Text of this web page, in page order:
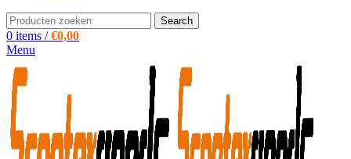
Search
0 items / €0,00
Menu